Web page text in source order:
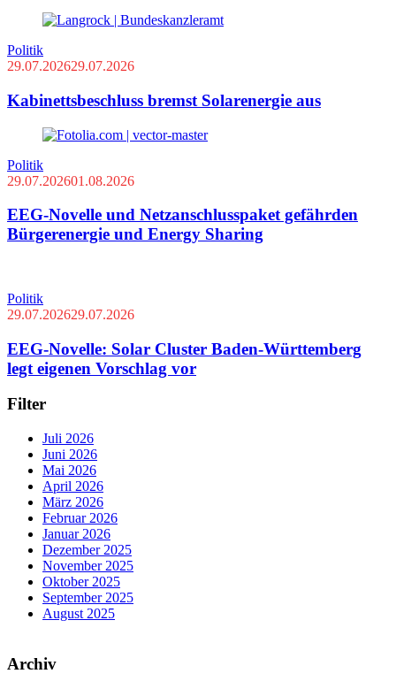
Politik
29.07.202629.07.2026
Kabinettsbeschluss bremst Solarenergie aus
Politik
29.07.202601.08.2026
EEG-Novelle und Netzanschlusspaket gefährden
Bürgerenergie und Energy Sharing
Politik
29.07.202629.07.2026
EEG-Novelle: Solar Cluster Baden-Württemberg
legt eigenen Vorschlag vor
Filter
Juli 2026
Juni 2026
Mai 2026
April 2026
März 2026
Februar 2026
Januar 2026
Dezember 2025
November 2025
Oktober 2025
September 2025
August 2025
Archiv